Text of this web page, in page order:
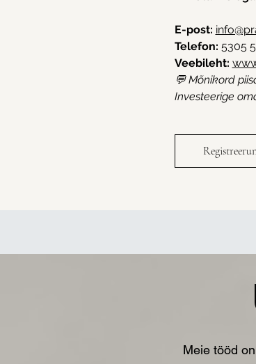
E-post:
Telefon: 5305
Veebileht:
💬 Mõnikord
Investeerige
Meie tööd